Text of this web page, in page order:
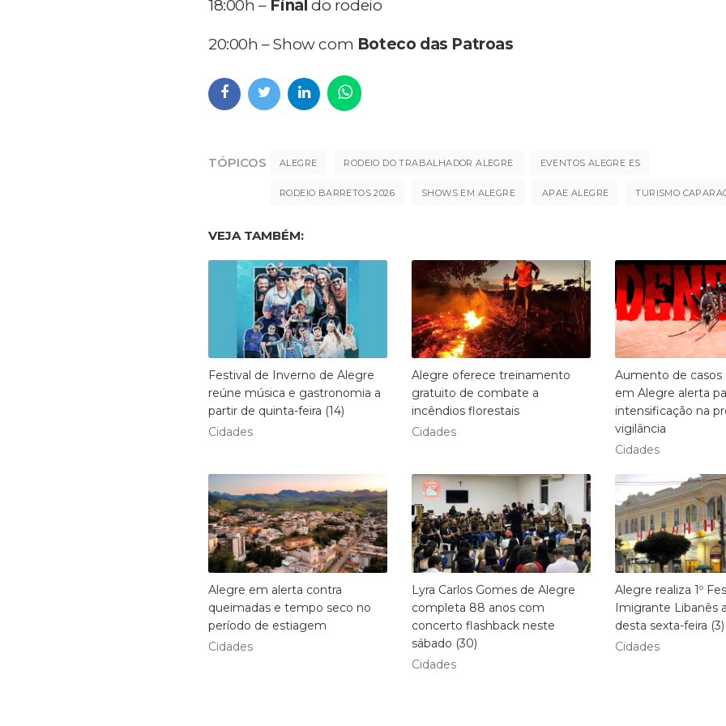
18:00h – Final do rodeio
20:00h – Show com Boteco das Patroas
TÓPICOS ALEGRE RODEIO DO TRABALHADOR ALEGRE EVENTOS ALEGRE ES
RODEIO BARRETOS 2026 SHOWS EM ALEGRE APAE ALEGRE TURISMO
VEJA TAMBÉM:
Festival de Inverno de Alegre
reúne música e gastronomia a
partir de quinta-feira (14)
Cidades
Alegre oferece treinamento
gratuito de combate a
incêndios florestais
Cidades
Aumento de
em Alegre alerta
intensificação na
vigilância
Cidades
Alegre em alerta contra
queimadas e tempo seco no
período de estiagem
Cidades
Lyra Carlos Gomes de Alegre
completa 88 anos com
concerto flashback neste
sábado (30)
Cidades
Alegre realiza 1º
Imigrante Libanês
desta sexta-feira (3)
Cidades